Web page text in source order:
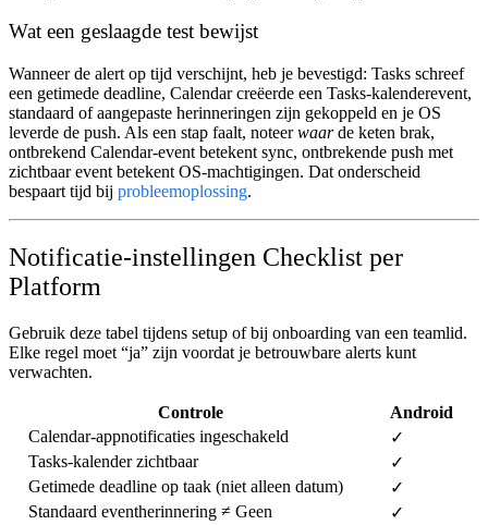
Wat een geslaagde test bewijst
Wanneer de alert op tijd verschijnt, heb je bevestigd: Tasks schreef
een getimede deadline, Calendar creëerde een Tasks-kalenderevent,
standaard of aangepaste herinneringen zijn gekoppeld en je OS
leverde de push. Als een stap faalt, noteerwaarde keten brak,
ontbrekend Calendar-event betekent sync, ontbrekende push met
zichtbaar event betekent OS-machtigingen. Dat onderscheid
bespaart tijd bij probleemoplossing.
Notificatie-instellingen Checklist per
Platform
Gebruik deze tabel tijdens setup of bij onboarding van een teamlid.
Elke regel moet “ja” zijn voordat je betrouwbare alerts kunt
verwachten.
Controle
Android
Calendar-appnotificaties ingeschakeld
✓
Tasks-kalender zichtbaar
✓
Getimede deadline op taak (niet alleen datum)
✓
Standaard eventherinnering ≠ Geen
✓